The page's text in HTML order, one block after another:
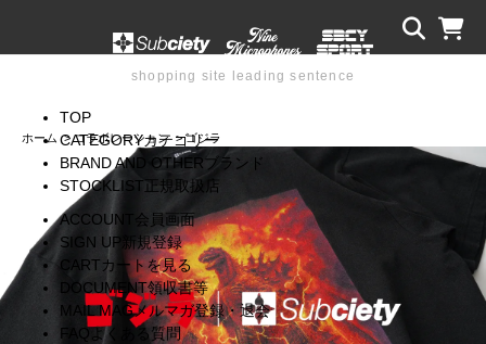
TOP
CATEGORYカテゴリー
BRAND AND OTHERブランド
STOCKLIST正規取扱店
ACCOUNT
会員画面
SIGN UP 新規登録
CARTカートを見る
DOCUMENT領収書等
MAIL MAGメルマガ登録・退会
FAQよくある質問
shopping site leading sentence
ホーム >コラボレーション >ゴジラ